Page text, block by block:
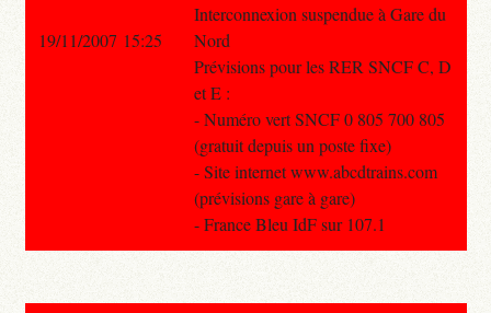
Interconnexion suspendue à Gare du
Nord
Prévisions pour les RER SNCF C, D
et E :
- Numéro vert SNCF 0 805 700 805
(gratuit depuis un poste fixe)
- Site internet www.abcdtrains.com
(prévisions gare à gare)
- France Bleu IdF sur 107.1
19/11/2007 15:25